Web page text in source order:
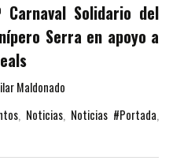
Carnaval Solidario del
Serra en apoyo a
Maldonado
, Noticias, Noticias #Portada,